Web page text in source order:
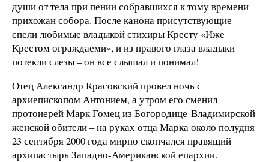
души от тела при пении собравшихся к тому времени
прихожан собора. После канона присутствующие
спели любимые владыкой стихиры Кресту «Иже
Крестом ограждаеми», и из правого глаза владыки
потекли слезы – он все слышал и понимал!
Отец Александр Красовский провел ночь с
архиепископом Антонием, а утром его сменил
протоиерей Марк Гомец из Богородице-Владимирской
женской обители – на руках отца Марка около полудня
23 сентября 2000 года мирно скончался правящий
архипастырь Западно-Американской епархии.